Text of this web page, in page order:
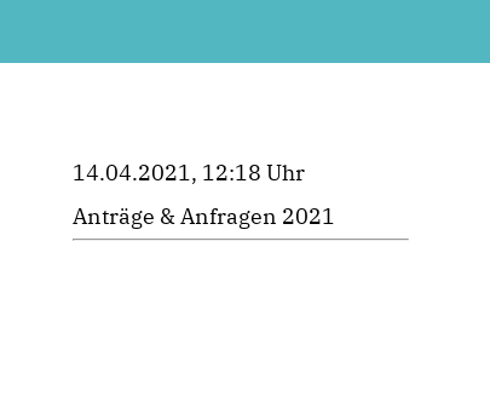
14.04.2021, 12:18 Uhr
Anträge & Anfragen 2021